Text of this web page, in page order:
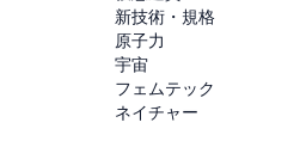
新技術・規格
原子力
宇宙
フェムテック
ネイチャー